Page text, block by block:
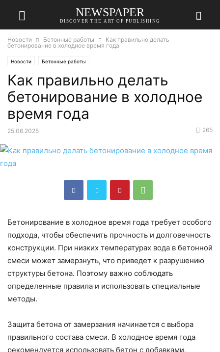
NEWSPAPER
DISCOVER THE ART OF PUBLISHING
Новости Бетонные работы
Как правильно делать
бетонирование в холодное время года
Новости Бетонные работы
Как правильно делать
бетонирование в холодное
время года
25.06.2025 265
Бетонирование в холодное время года требует особого
подхода, чтобы обеспечить прочность и долговечность
конструкции. При низких температурах вода в бетонной
смеси может замерзнуть, что приведет к разрушению
структуры бетона. Поэтому важно соблюдать
определенные правила и использовать специальные
методы.
Защита бетона от замерзания начинается с выбора
правильного состава смеси. В холодное время года
рекомендуется использовать бетон с добавками,